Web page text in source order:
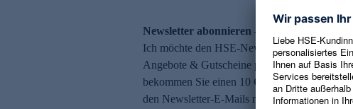
Newsletter abonnieren – 10 € Gutschein
Ich möchte den HSE-Newsletter abonnieren
Angebote & Gutscheine per E-Mail erhalten.
bekommen Sie einen 10 € Gutschein. Eine
den Newsletter-E-Mails möglich.